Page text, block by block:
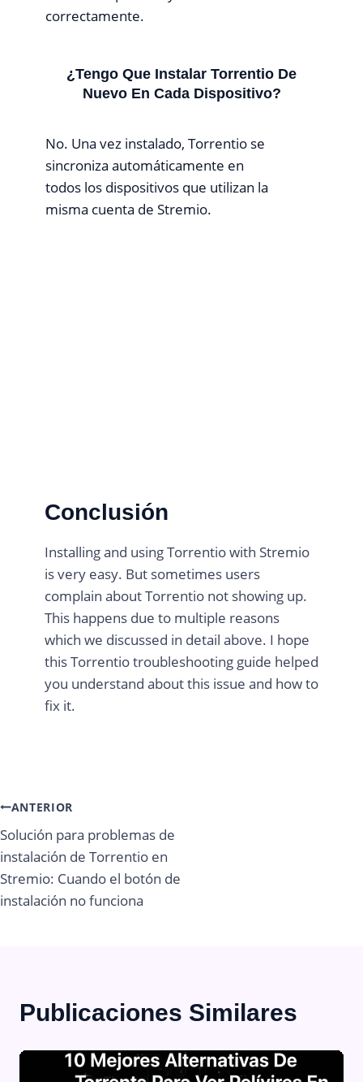
correctamente.
¿Tengo Que Instalar Torrentio De
Nuevo En Cada Dispositivo?
No. Una vez instalado, Torrentio se
sincroniza automáticamente en
todos los dispositivos que utilizan la
misma cuenta de Stremio.
Conclusión
Installing and using Torrentio with Stremio
is very easy. But sometimes users
complain about Torrentio not showing up.
This happens due to multiple reasons
which we discussed in detail above. I hope
this Torrentio troubleshooting guide helped
you understand about this issue and how to
fix it.
Navegación
de
entradas
ANTERIOR
Solución para problemas de
instalación de Torrentio en
Stremio: Cuando el botón de
instalación no funciona
Publicaciones Similares